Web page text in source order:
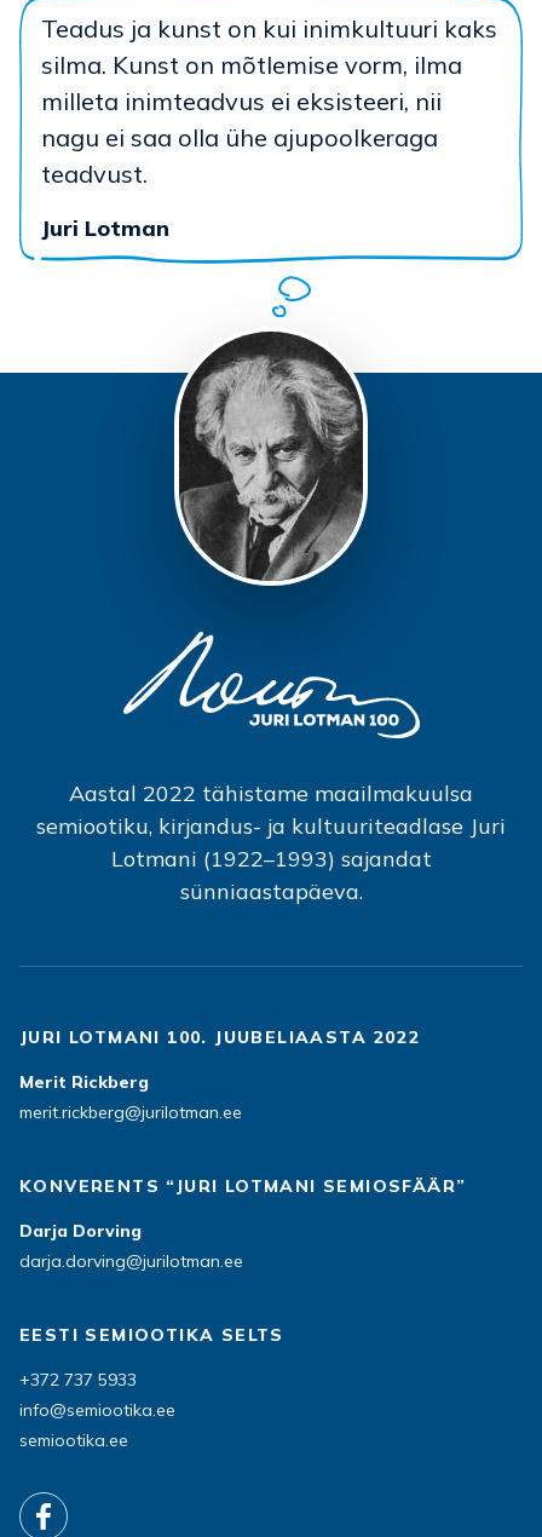
Teadus ja kunst on kui inimkultuuri kaks
silma. Kunst on mõtlemise vorm, ilma
milleta inimteadvus ei eksisteeri, nii
nagu ei saa olla ühe ajupoolkeraga
teadvust.
Juri Lotman
Aastal 2022 tähistame maailmakuulsa
semiootiku, kirjandus- ja kultuuriteadlase Juri
Lotmani (1922–1993) sajandat
sünniaastapäeva.
JURI LOTMANI 100. JUUBELIAASTA 2022
Merit Rickberg
merit.rickberg@jurilotman.ee
KONVERENTS “JURI LOTMANI SEMIOSFÄÄR”
Darja Dorving
darja.dorving@jurilotman.ee
EESTI SEMIOOTIKA SELTS
+372 737 5933
info@semiootika.ee
semiootika.ee